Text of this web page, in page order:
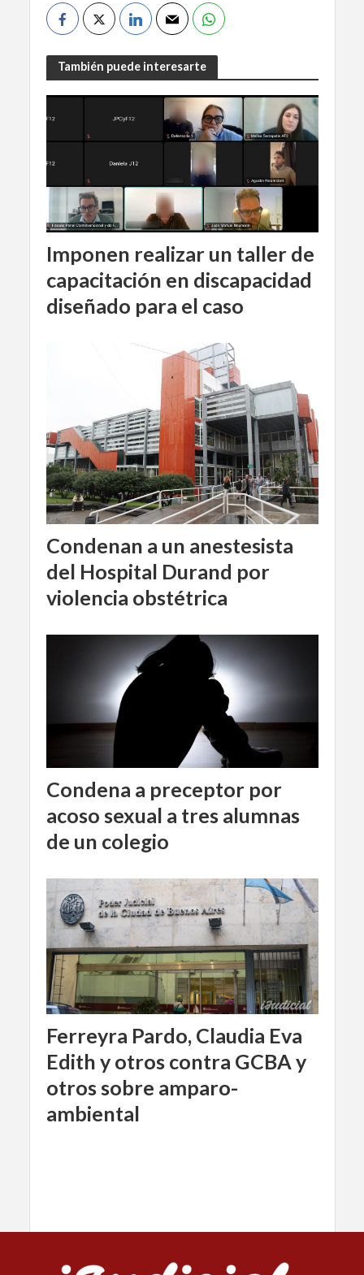
También puede interesarte
Imponen realizar un taller de
capacitación en discapacidad
diseñado para el caso
Condenan a un anestesista
del Hospital Durand por
violencia obstétrica
Condena a preceptor por
acoso sexual a tres alumnas
de un colegio
Ferreyra Pardo, Claudia Eva
Edith y otros contra GCBA y
otros sobre amparo-
ambiental